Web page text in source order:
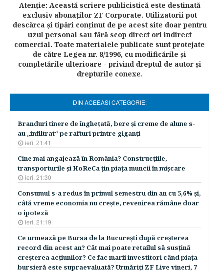
Atenţie: Această scriere publicistică este destinată
exclusiv abonaţilor ZF Corporate. Utilizatorii pot
descărca şi tipări conţinut de pe acest site doar pentru
uzul personal sau fără scop direct ori indirect
comercial. Toate materialele publicate sunt protejate
de către Legea nr. 8/1996, cu modificările şi
completările ulterioare - privind dreptul de autor şi
drepturile conexe.
DIN ACEEASI CATEGORIE:
Branduri tinere de îngheţată, bere şi creme de alune s-
au „infiltrat“ pe rafturi printre giganţi
ieri, 21:41
Cine mai angajează în România? Construcţiile,
transporturile şi HoReCa ţin piaţa muncii în mişcare
ieri, 21:30
Consumul s-a redus în primul semestru din an cu 5,6% şi,
câtă vreme economia nu creşte, revenirea rămâne doar
o ipoteză
ieri, 21:19
Ce urmează pe Bursa de la Bucureşti după creşterea
record din acest an? Cât mai poate retailul să susţină
creşterea acţiunilor? Ce fac marii investitori când piaţa
bursieră este supraevaluată? Urmăriţi ZF Live vineri, 7